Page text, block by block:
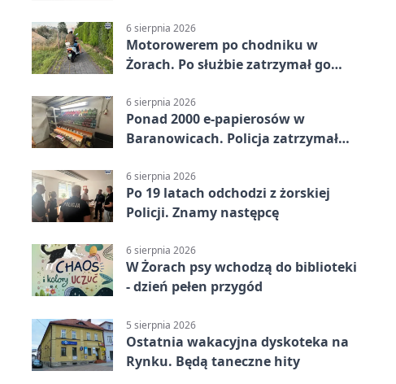
6 sierpnia 2026
Motorowerem po chodniku w
Żorach. Po służbie zatrzymał go
6 sierpnia 2026
Ponad 2000 e-papierosów w
Baranowicach. Policja zatrzymała
6 sierpnia 2026
Po 19 latach odchodzi z żorskiej
Policji. Znamy następcę
6 sierpnia 2026
W Żorach psy wchodzą do biblioteki
- dzień pełen przygód
5 sierpnia 2026
Ostatnia wakacyjna dyskoteka na
Rynku. Będą taneczne hity